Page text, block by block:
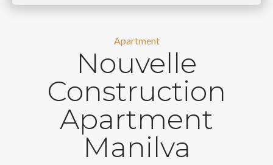
Apartment
Nouvelle
Construction
Apartment
Manilva